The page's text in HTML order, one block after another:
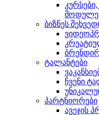
ბიზნეს
ტალანტები
ჩვენი
პარტნიორები
ავეჯის